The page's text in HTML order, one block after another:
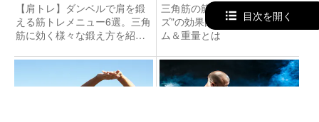
【肩トレ】ダンベルで肩を鍛
える筋トレメニュー6選。三角
筋に効く様々な鍛え方を紹
三角筋の筋トレ"フロントレイ
ズ"の効果的なやり方。フォー
ム＆重量とは
目次を開く